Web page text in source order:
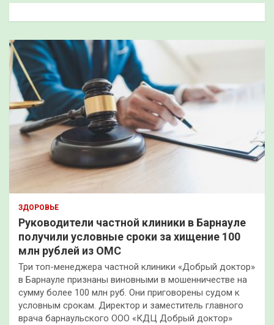
к
ЗДОРОВЬЕ
Руководители частной клиники в Барнауле
получили условные сроки за хищение 100
млн рублей из ОМС
Три топ-менеджера частной клиники «Добрый доктор»
в Барнауле признаны виновными в мошенничестве на
сумму более 100 млн руб. Они приговорены судом к
условным срокам. Директор и заместитель главного
врача барнаульского ООО «КДЦ Добрый доктор»